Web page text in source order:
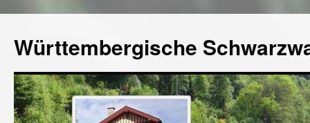
Württembergische